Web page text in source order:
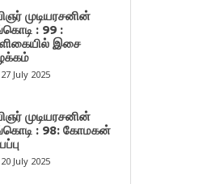
முடியரசனின்
: 99 :
இசை
27 July 2025
முடியரசனின்
: 98: கோமகன்
20 July 2025